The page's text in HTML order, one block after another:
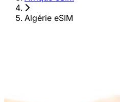
›
Algérie eSIM